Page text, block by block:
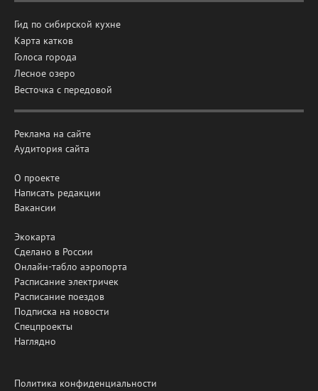
Гид по сибирской кухне
Карта катков
Голоса города
Лесное озеро
Весточка с передовой
Реклама на сайте
Аудитория сайта
О проекте
Написать редакции
Вакансии
Экокарта
Сделано в России
Онлайн-табло аэропорта
Расписание электричек
Расписание поездов
Подписка на новости
Спецпроекты
Наглядно
Политика конфиденциальности